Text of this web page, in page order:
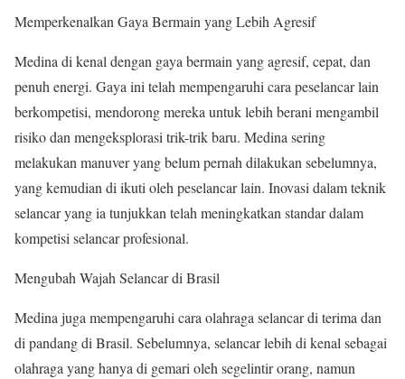
Memperkenalkan Gaya Bermain yang Lebih Agresif
Medina di kenal dengan gaya bermain yang agresif, cepat, dan
penuh energi. Gaya ini telah mempengaruhi cara peselancar lain
berkompetisi, mendorong mereka untuk lebih berani mengambil
risiko dan mengeksplorasi trik-trik baru. Medina sering
melakukan manuver yang belum pernah dilakukan sebelumnya,
yang kemudian di ikuti oleh peselancar lain. Inovasi dalam teknik
selancar yang ia tunjukkan telah meningkatkan standar dalam
kompetisi selancar profesional.
Mengubah Wajah Selancar di Brasil
Medina juga mempengaruhi cara olahraga selancar di terima dan
di pandang di Brasil. Sebelumnya, selancar lebih di kenal sebagai
olahraga yang hanya di gemari oleh segelintir orang, namun